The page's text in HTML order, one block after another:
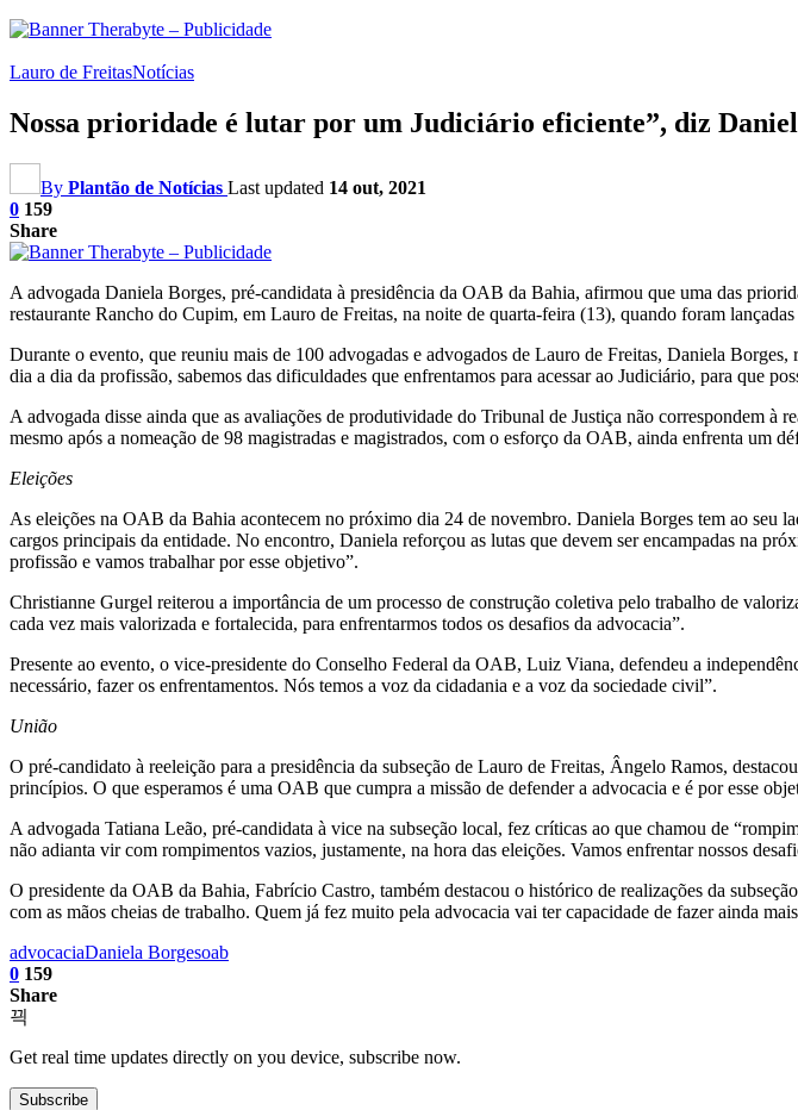
Lauro de FreitasNotícias
Nossa prioridade é lutar por um Judiciário eficiente”, diz
By Plantão de Notícias Last updated 14 out, 2021
0 159
Share
A advogada Daniela Borges, pré-candidata à presidência da OAB da Bahia, afirmou que uma das
restaurante Rancho do Cupim, em Lauro de Freitas, na noite de quarta-feira (13), quando foram
Durante o evento, que reuniu mais de 100 advogadas e advogados de Lauro de Freitas, Daniela
dia a dia da profissão, sabemos das dificuldades que enfrentamos para acessar ao Judiciário, para que
A advogada disse ainda que as avaliações de produtividade do Tribunal de Justiça não correspondem
mesmo após a nomeação de 98 magistradas e magistrados, com o esforço da OAB, ainda enfrenta um
Eleições
As eleições na OAB da Bahia acontecem no próximo dia 24 de novembro. Daniela Borges tem ao seu
cargos principais da entidade. No encontro, Daniela reforçou as lutas que devem ser encampadas na
profissão e vamos trabalhar por esse objetivo”.
Christianne Gurgel reiterou a importância de um processo de construção coletiva pelo trabalho de
cada vez mais valorizada e fortalecida, para enfrentarmos todos os desafios da advocacia”.
Presente ao evento, o vice-presidente do Conselho Federal da OAB, Luiz Viana, defendeu a
necessário, fazer os enfrentamentos. Nós temos a voz da cidadania e a voz da sociedade civil”.
União
O pré-candidato à reeleição para a presidência da subseção de Lauro de Freitas, Ângelo Ramos,
princípios. O que esperamos é uma OAB que cumpra a missão de defender a advocacia e é por esse
A advogada Tatiana Leão, pré-candidata à vice na subseção local, fez críticas ao que chamou de
não adianta vir com rompimentos vazios, justamente, na hora das eleições. Vamos enfrentar nossos
O presidente da OAB da Bahia, Fabrício Castro, também destacou o histórico de realizações da
com as mãos cheias de trabalho. Quem já fez muito pela advocacia vai ter capacidade de fazer ainda
advocaciaDaniela Borgesoab
0 159
Share
Get real time updates directly on you device, subscribe now.
Subscribe